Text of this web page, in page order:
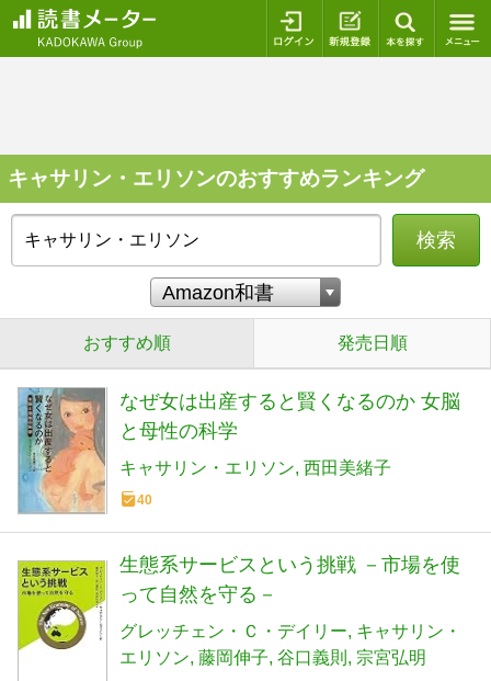
ログイン 新規登録
キャサリン・エリソンのおすすめランキング
検索
おすすめ順 発売日順
なぜ女は出産すると賢くなるのか 女脳
と母性の科学
キャサリン・エリソン 西田美緒子
40
生態系サービスという挑戦 －市場を使
って自然を守る－
グレッチェン・Ｃ・デイリー キャサリン・
エリソン 藤岡伸子 谷口義則 宗宮弘明